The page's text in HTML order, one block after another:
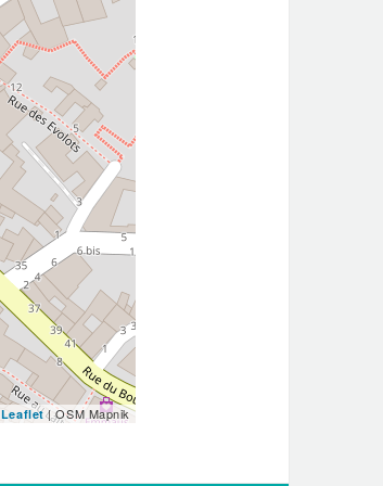
Leaflet| OSM Mapnik